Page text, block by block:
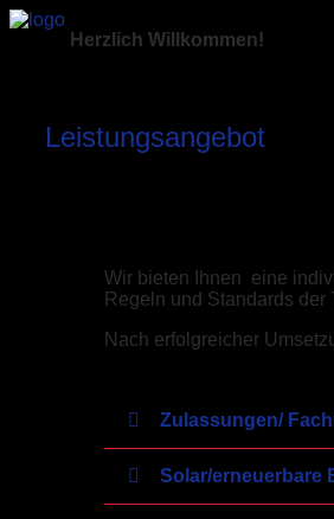
Herzlich Willkommen!
Leistungsangebot
Wir bieten Ihnen eine
Regeln und Standards
Nach erfolgreicher
Zulassungen/
Solar/erneuerbare